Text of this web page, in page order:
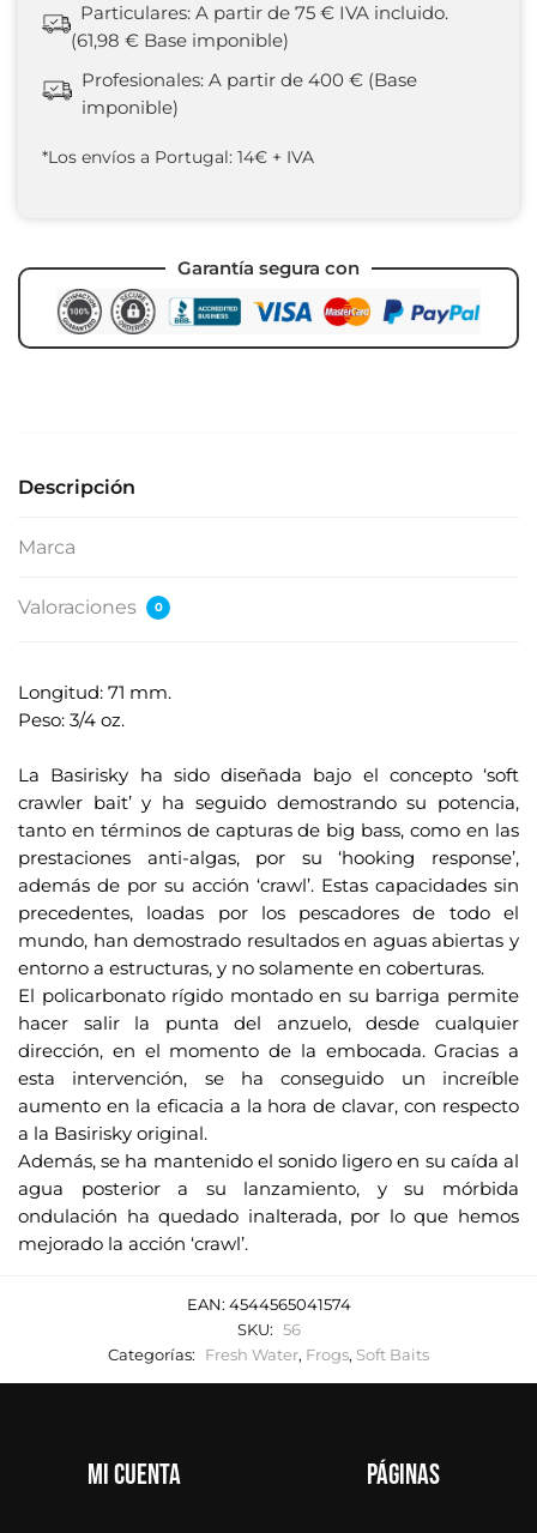
Particulares: A partir de 75 € IVA incluido.
(61,98 € Base imponible)
Profesionales: A partir de 400 € (Base
imponible)
*Los envíos a Portugal: 14€ + IVA
Garantía segura con
Descripción
Marca
Valoraciones 0
Longitud: 71 mm.
Peso: 3/4 oz.
La Basirisky ha sido diseñada bajo el concepto ‘soft
crawler bait’ y ha seguido demostrando su potencia,
tanto en términos de capturas de big bass, como en las
prestaciones anti-algas, por su ‘hooking response’,
además de por su acción ‘crawl’. Estas capacidades sin
precedentes, loadas por los pescadores de todo el
mundo, han demostrado resultados en aguas abiertas y
entorno a estructuras, y no solamente en coberturas.
El policarbonato rígido montado en su barriga permite
hacer salir la punta del anzuelo, desde cualquier
dirección, en el momento de la embocada. Gracias a
esta intervención, se ha conseguido un increíble
aumento en la eficacia a la hora de clavar, con respecto
a la Basirisky original.
Además, se ha mantenido el sonido ligero en su caída al
agua posterior a su lanzamiento, y su mórbida
ondulación ha quedado inalterada, por lo que hemos
mejorado la acción ‘crawl’.
EAN: 4544565041574
SKU: 56
Categorías:
Fresh Water, Frogs, Soft Baits
Mi cuenta Páginas